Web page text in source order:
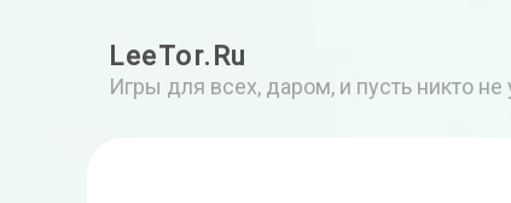
LeeTor.Ru
Игры для всех, даром, и пусть никто